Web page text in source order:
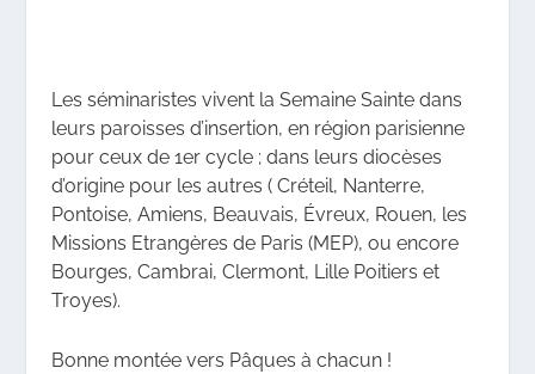
Les séminaristes vivent la Semaine Sainte dans
leurs paroisses d’insertion, en région parisienne
pour ceux de 1er cycle ; dans leurs diocèses
d’origine pour les autres ( Créteil, Nanterre,
Pontoise, Amiens, Beauvais, Évreux, Rouen, les
Missions Etrangères de Paris (MEP), ou encore
Bourges, Cambrai, Clermont, Lille Poitiers et
Troyes).
Bonne montée vers Pâques à chacun !